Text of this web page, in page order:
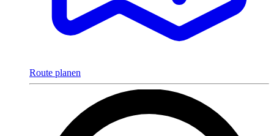
Route planen